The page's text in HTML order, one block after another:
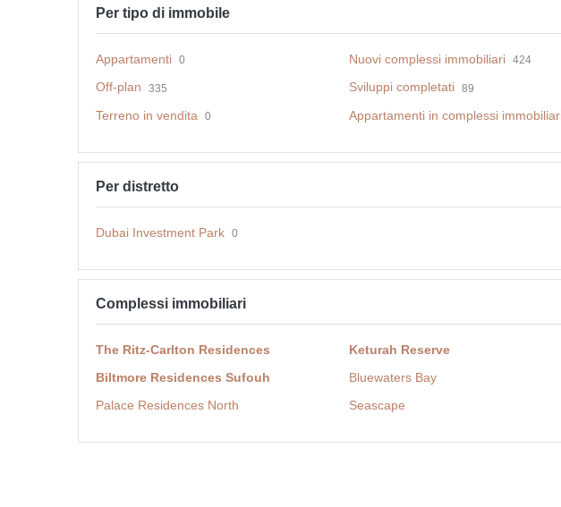
Per tipo di immobile
Appartamenti 0 Nuovi complessi immobiliari 424
Off-plan 335 Sviluppi completati 89
Terreno in vendita 0 Appartamenti in complessi
Per distretto
Dubai Investment Park 0
Complessi immobiliari
The Ritz-Carlton Residences Keturah Reserve
Biltmore Residences Sufouh
Bluewaters Bay
Palace Residences North
Seascape